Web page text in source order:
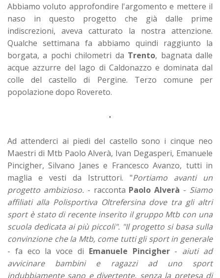
Abbiamo voluto approfondire l'argomento e mettere il
naso in questo progetto che già dalle prime
indiscrezioni, aveva catturato la nostra attenzione.
Qualche settimana fa abbiamo quindi raggiunto la
borgata, a pochi chilometri da Trento, bagnata dalle
acque azzurre del lago di Caldonazzo e dominata dal
colle del castello di Pergine. Terzo comune per
popolazione dopo Rovereto.
Ad attenderci ai piedi del castello sono i cinque neo
Maestri di Mtb Paolo Alverà, Ivan Degasperi, Emanuele
Pincigher, Silvano Janes e Francesco Avanzo, tutti in
maglia e vesti da Istruttori. "Portiamo avanti un
progetto ambizioso. - racconta Paolo Alverà - Siamo
affiliati alla Polisportiva Oltrefersina dove tra gli altri
sport è stato di recente inserito il gruppo Mtb con una
scuola dedicata ai più piccoli". "Il progetto si basa sulla
convinzione che la Mtb, come tutti gli sport in generale
- fa eco la voce di Emanuele Pincigher- aiuti ad
avvicinare bambini e ragazzi ad uno sport
indubbiamente sano e divertente, senza la pretesa di